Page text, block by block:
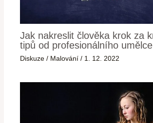
Jak nakreslit člověka krok za
tipů od profesionálního umělce
Diskuze / Malování / 1. 12. 2022